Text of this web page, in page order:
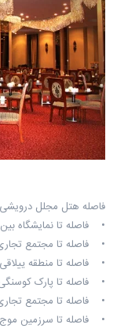
فاصله هتل مجلل
• فاصله تا نمایشگاه بین المللی مشهد: 22
• فاصله تا مجتمع تجاری زیست خاور: 7
• فاصله تا منطقه ییلاقی طرقبه: 30 دقیقه با ماشین
• فاصله تا پارک کوسنگی: 13 دقیقه با ماشین (
• فاصله تا مجتمع تجاری الماس شرق: 18
• فاصله تا سرزمین موج های آبی: 25 دقیقه با